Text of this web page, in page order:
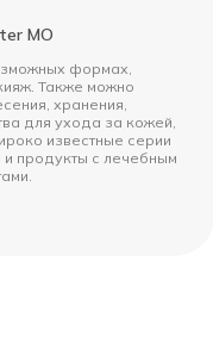
MO
формах,
Также можно
хранения,
для ухода за кожей,
известные серии
продукты с лечебным